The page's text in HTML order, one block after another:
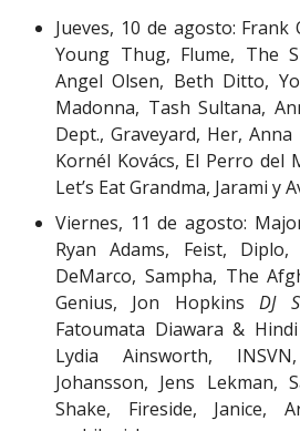
Jueves, 10 de agosto: Frank
Young Thug, Flume, The
Angel Olsen, Beth Ditto,
Madonna, Tash Sultana,
Dept., Graveyard, Her,
Kornél Kovács, El Perro del
Let’s Eat Grandma, Jarami y
Viernes, 11 de agosto:
Ryan Adams, Feist,
DeMarco, Sampha, The
Genius, Jon HopkinsDJ
Fatoumata Diawara &
Lydia Ainsworth,
Johansson, Jens Lekman,
Shake, Fireside, Janice,